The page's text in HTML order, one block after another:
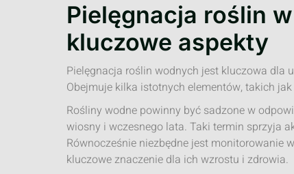
Pielęgnacja roślin
kluczowe aspekty
Pielęgnacja roślin wodnych jest kluczowa dla
Obejmuje kilka istotnych elementów, takich
Rośliny wodne powinny być sadzone w
wiosny i wczesnego lata. Taki termin sprzyja
Równocześnie niezbędne jest monitorowanie
kluczowe znaczenie dla ich wzrostu i zdrowia.